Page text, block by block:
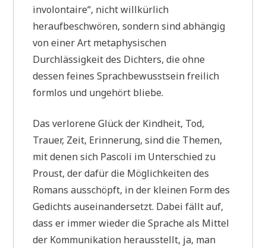
involontaire“, nicht willkürlich
heraufbeschwören, sondern sind abhängig
von einer Art metaphysischen
Durchlässigkeit des Dichters, die ohne
dessen feines Sprachbewusstsein freilich
formlos und ungehört bliebe.
Das verlorene Glück der Kindheit, Tod,
Trauer, Zeit, Erinnerung, sind die Themen,
mit denen sich Pascoli im Unterschied zu
Proust, der dafür die Möglichkeiten des
Romans ausschöpft, in der kleinen Form des
Gedichts auseinandersetzt. Dabei fällt auf,
dass er immer wieder die Sprache als Mittel
der Kommunikation herausstellt, ja, man